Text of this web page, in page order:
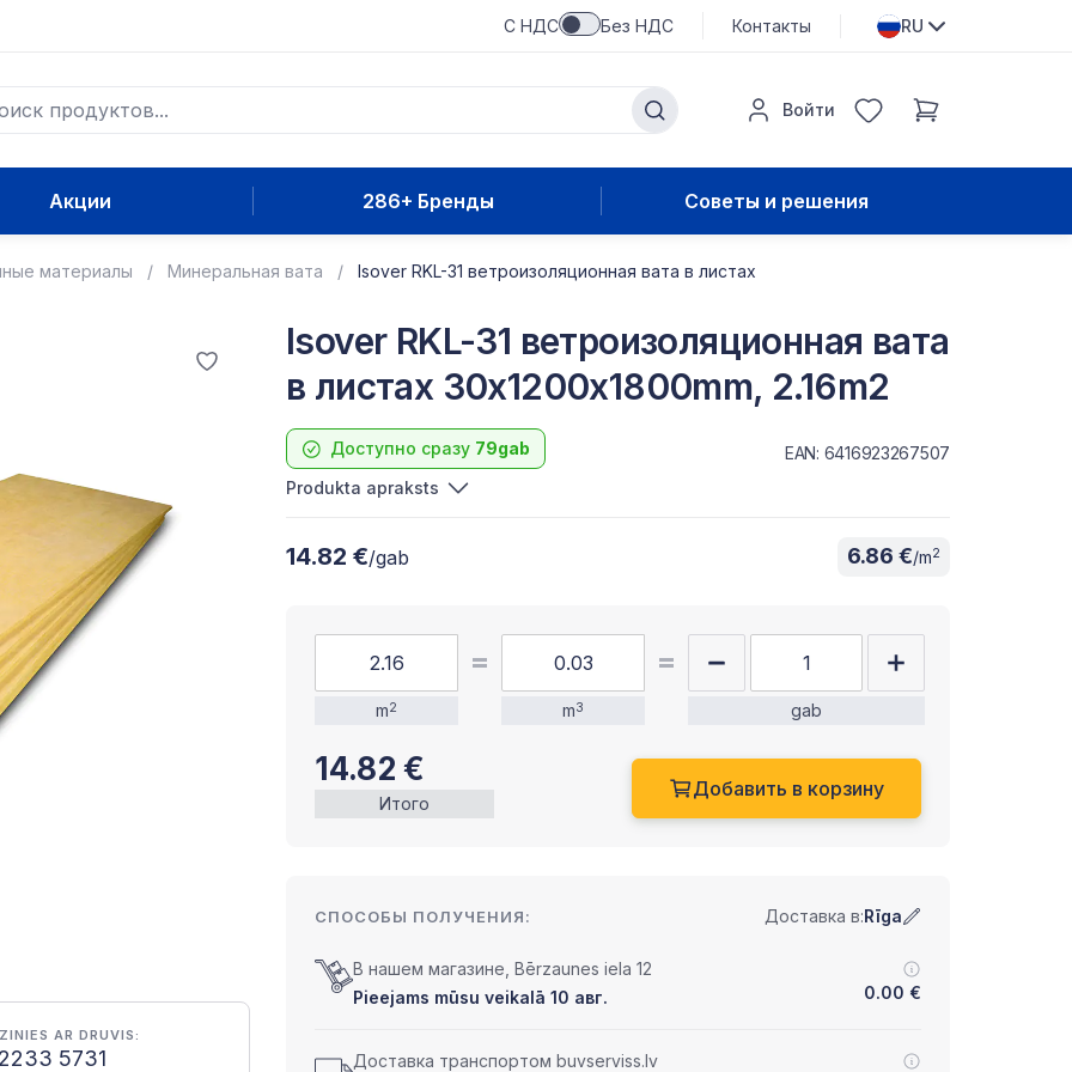
С НДС Без НДС Контакты RU
Войти
Акции 286+ Бренды Советы и решения
материалы Минеральная вата Isover RKL-31 ветроизоляционная вата в листах
AR DRUVIS:
5731
Isover RKL-31 ветроизоляционная вата
в листах 30x1200x1800mm, 2.16m2
Доступно сразу 79gab
EAN: 6416923267507
Produkta apraksts
14.82 €/gab 6.86 €/m2
m2 m3 gab
14.82 €
Итого
Добавить в корзину
СПОСОБЫ ПОЛУЧЕНИЯ: Доставка в:Rīga
В нашем магазине, Bērzaunes iela 12
Pieejams mūsu veikalā 10 авг.
0.00 €
Доставка транспортом buvserviss.lv